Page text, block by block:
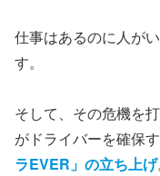
仕事はあるのに人が
す。
そして、その危機を
がドライバーを確保
ラEVER」の立ち上げ